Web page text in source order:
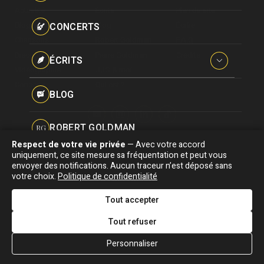
Pseudonymes
CONCERTS
ÉCRITS
Interviews
Hommages
BLOG
RG ROBERT GOLDMAN
PG PIERRE GOLDMAN
J&MJJG & MOI
Biographie
Discographie
Vidéographie
Concerts
Blog
Association "Parler d'sa vie" © Depuis 1997 - Tous droits réservés |
Signaler une erreur |Confidentialité|Gestion des cookies|Dernière
mise à jour : 05/08/2026
DESIGNED &
DEVELOPED BY
Respect de votre vie privée — Avec votre accord
uniquement, ce site mesure sa fréquentation et peut vous
envoyer des notifications. Aucun traceur n’est déposé sans
votre choix.Politique de confidentialité
Tout accepter
Tout refuser
Personnaliser